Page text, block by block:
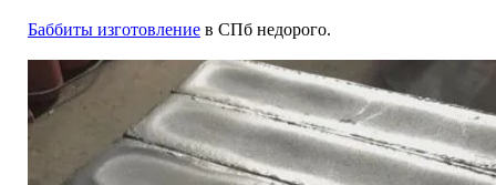
Баббиты изготовление в СПб недорого.